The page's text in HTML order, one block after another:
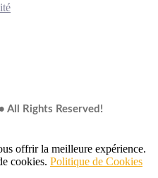
Rights Reserved!
offrir la meilleure expérience.
cookies. Politique de Cookies